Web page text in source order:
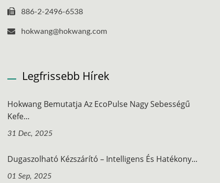
886-2-2496-6538
hokwang@hokwang.com
Legfrissebb Hírek
Hokwang Bemutatja Az EcoPulse Nagy Sebességű
Kefe...
31 Dec, 2025
Dugaszolható Kézszárító – Intelligens És Hatékony...
01 Sep, 2025